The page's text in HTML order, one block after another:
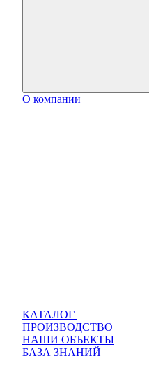
О компании
КАТАЛОГ
ПРОИЗВОДСТВО
НАШИ ОБЪЕКТЫ
БАЗА ЗНАНИЙ